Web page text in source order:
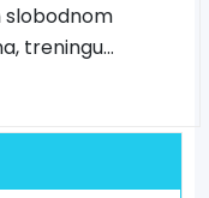
slobodnom
treningu...